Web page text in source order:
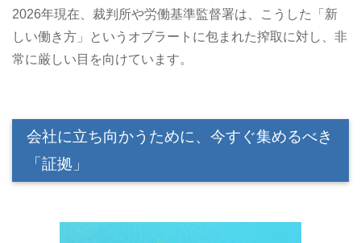
2026年現在、裁判所や労働基準監督署は、こうした「新
しい働き方」というオブラートに包まれた搾取に対し、非
常に厳しい目を向けています。
会社に立ち向かうために、今すぐ集めるべき
「証拠」